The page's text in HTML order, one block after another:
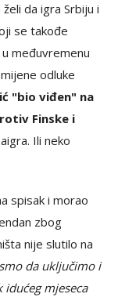
da igra Srbiju i
se takođe
međuvremenu
odluke
"bio viđen" na
Finske i
Ili neko
spisak i morao
zbog
nije slutilo na
da uključimo i
idućeg mjeseca